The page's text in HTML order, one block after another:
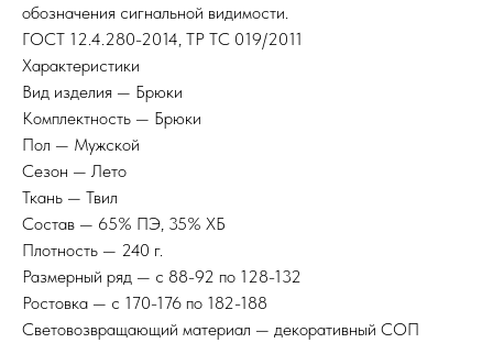
обозначения сигнальной видимости.
ГОСТ 12.4.280-2014, ТР ТС 019/2011
Характеристики
Вид изделия — Брюки
Комплектность — Брюки
Пол — Мужской
Сезон — Лето
Ткань — Твил
Состав — 65% ПЭ, 35% ХБ
Плотность — 240 г.
Размерный ряд — с 88-92 по 128-132
Ростовка — с 170-176 по 182-188
Световозвращающий материал — декоративный СОП